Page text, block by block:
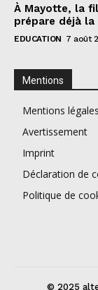
À Mayotte, la
prépare déjà la
EDUCATION 7 août
Mentions
Mentions légales
Avertissement
Imprint
Déclaration de
Politique de
© 2025